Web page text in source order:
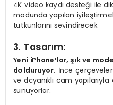
4K video kaydı desteği ile
modunda yapılan
tutkunlarını sevindirecek.
3. Tasarım:
Yeni iPhone’lar, şık ve
dolduruyor. İnce
ve dayanıklı cam
sunuyorlar.